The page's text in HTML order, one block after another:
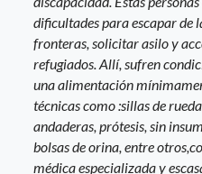
dificultades para escapar de
fronteras, solicitar asilo y
refugiados. Allí, sufren
una alimentación
técnicas como :sillas de
andaderas, prótesis, sin
bolsas de orina, entre
médica especializada y